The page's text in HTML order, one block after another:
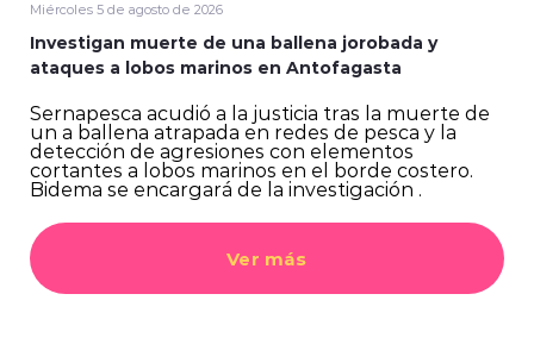
Miércoles 5 de agosto de 2026
Investigan muerte de una ballena jorobada y
ataques a lobos marinos en Antofagasta
Sernapesca acudió a la justicia tras la muerte de
un a ballena atrapada en redes de pesca y la
detección de agresiones con elementos
cortantes a lobos marinos en el borde costero.
Bidema se encargará de la investigación .
Ver más